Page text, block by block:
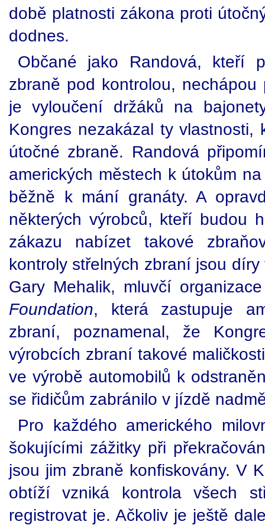
době platnosti zákona proti
dodnes.
Občané jako Randová, kteří
zbraně pod kontrolou,
je vyloučení držáků na
Kongres nezakázal ty
útočné zbraně. Randová
amerických městech k útokům
běžně k mání granáty. A
některých výrobců, kteří budou
zákazu nabízet takové
kontroly střelných zbraní jsou
Gary Mehalik, mluvčí
Foundation, která zastupuje
zbraní, poznamenal, že
výrobcích zbraní takové
ve výrobě automobilů k
se řidičům zabránilo v jízdě
Pro každého amerického
šokujícími zážitky při
jsou jim zbraně konfiskovány. V
obtíží vzniká kontrola všech
registrovat je. Ačkoliv je ještě